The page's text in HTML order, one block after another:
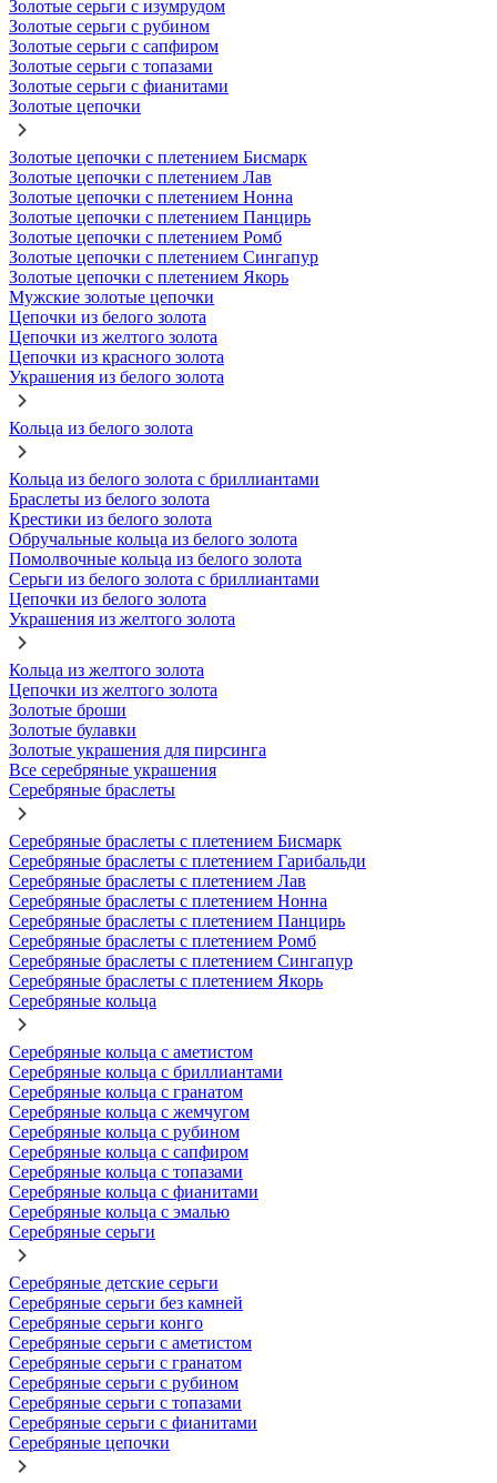
Золотые серьги с изумрудом
Золотые серьги с рубином
Золотые серьги с сапфиром
Золотые серьги с топазами
Золотые серьги с фианитами
Золотые цепочки
Золотые цепочки с плетением Бисмарк
Золотые цепочки с плетением Лав
Золотые цепочки с плетением Нонна
Золотые цепочки с плетением Панцирь
Золотые цепочки с плетением Ромб
Золотые цепочки с плетением Сингапур
Золотые цепочки с плетением Якорь
Мужские золотые цепочки
Цепочки из белого золота
Цепочки из желтого золота
Цепочки из красного золота
Украшения из белого золота
Кольца из белого золота
Кольца из белого золота с бриллиантами
Браслеты из белого золота
Крестики из белого золота
Обручальные кольца из белого золота
Помолвочные кольца из белого золота
Серьги из белого золота с бриллиантами
Цепочки из белого золота
Украшения из желтого золота
Кольца из желтого золота
Цепочки из желтого золота
Золотые броши
Золотые булавки
Золотые украшения для пирсинга
Все серебряные украшения
Серебряные браслеты
Серебряные браслеты с плетением Бисмарк
Серебряные браслеты с плетением Гарибальди
Серебряные браслеты с плетением Лав
Серебряные браслеты с плетением Нонна
Серебряные браслеты с плетением Панцирь
Серебряные браслеты с плетением Ромб
Серебряные браслеты с плетением Сингапур
Серебряные браслеты с плетением Якорь
Серебряные кольца
Серебряные кольца с аметистом
Серебряные кольца с бриллиантами
Серебряные кольца с гранатом
Серебряные кольца с жемчугом
Серебряные кольца с рубином
Серебряные кольца с сапфиром
Серебряные кольца с топазами
Серебряные кольца с фианитами
Серебряные кольца с эмалью
Серебряные серьги
Серебряные детские серьги
Серебряные серьги без камней
Серебряные серьги конго
Серебряные серьги с аметистом
Серебряные серьги с гранатом
Серебряные серьги с рубином
Серебряные серьги с топазами
Серебряные серьги с фианитами
Серебряные цепочки